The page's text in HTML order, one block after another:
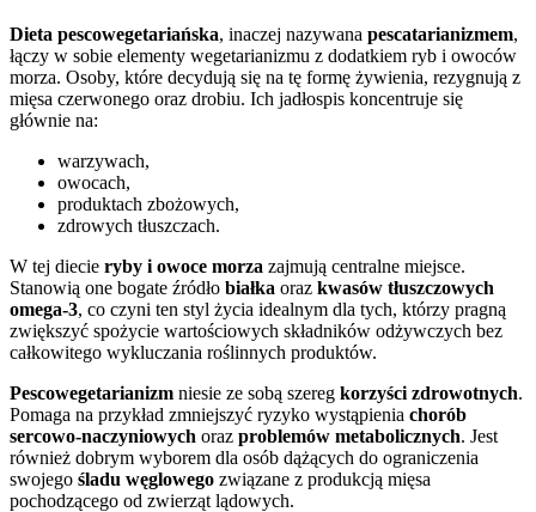
Dieta pescowegetariańska, inaczej nazywana pescatarianizmem,
łączy w sobie elementy wegetarianizmu z dodatkiem ryb i owoców
morza. Osoby, które decydują się na tę formę żywienia, rezygnują z
mięsa czerwonego oraz drobiu. Ich jadłospis koncentruje się
głównie na:
warzywach,
owocach,
produktach zbożowych,
zdrowych tłuszczach.
W tej diecie ryby i owoce morza zajmują centralne miejsce.
Stanowią one bogate źródło białka oraz kwasów tłuszczowych
omega-3, co czyni ten styl życia idealnym dla tych, którzy pragną
zwiększyć spożycie wartościowych składników odżywczych bez
całkowitego wykluczania roślinnych produktów.
Pescowegetarianizm niesie ze sobą szereg korzyści zdrowotnych.
Pomaga na przykład zmniejszyć ryzyko wystąpienia chorób
sercowo-naczyniowych oraz problemów metabolicznych. Jest
również dobrym wyborem dla osób dążących do ograniczenia
swojego śladu węglowego związane z produkcją mięsa
pochodzącego od zwierząt lądowych.